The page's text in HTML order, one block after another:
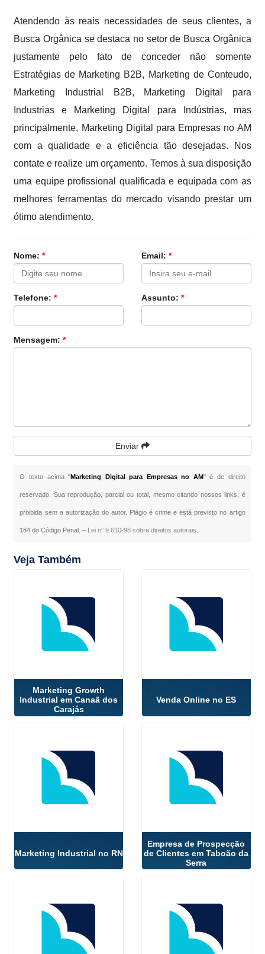
Atendendo às reais necessidades de seus clientes, a
Busca Orgânica se destaca no setor de Busca Orgânica
justamente pelo fato de conceder não somente
Estratégias de Marketing B2B, Marketing de Conteudo,
Marketing Industrial B2B, Marketing Digital para
Industrias e Marketing Digital para Indústrias, mas
principalmente, Marketing Digital para Empresas no AM
com a qualidade e a eficiência tão desejadas. Nos
contate e realize um orçamento. Temos à sua disposição
uma equipe profissional qualificada e equipada com as
melhores ferramentas do mercado visando prestar um
ótimo atendimento.
Nome:* Email: *
Telefone:* Assunto: *
Mensagem:*
Enviar
O texto acima "Marketing Digital para Empresas no AM" é de direito
reservado. Sua reprodução, parcial ou total, mesmo citando nossos links, é
proibida sem a autorização do autor. Plágio é crime e está previsto no artigo
184 do Código Penal. – Lei n° 9.610-98 sobre direitos autorais
Veja Também
Marketing Growth
Industrial em Canaã dos
Carajás
Venda Online no ES
Marketing Industrial no RN
Empresa de Prospecção
de Clientes em Taboão da
Serra